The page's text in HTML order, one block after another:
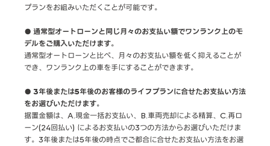
プランをお組みいただくことが可能です。
● 通常型オートローンと同じ月々のお支払い額でワンランク上のモ
デルをご購入いただけます。
通常型オートローンと比べ、月々のお支払い額を低く抑えることが
でき、ワンランク上の車を手にすることができます。
● 3年後または5年後のお客様のライフプランに合せたお支払い方法
をお選びいただけます。
据置金額は、A.現金一括お支払い、B.車両売却による精算、C.再ロ
ーン(24回払い) によるお支払いの3つの方法からお選びいただけま
す。3年後または5年後の時点でご都合に合せたお支払い方法をお選